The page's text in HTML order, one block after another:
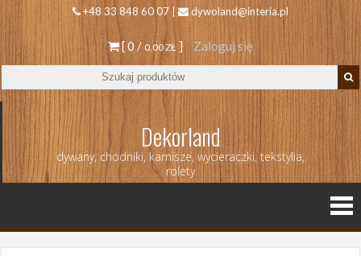
+48 33 848 60 07 | dywoland@interia.pl
[ 0 /0.00 ZŁ ] Zaloguj się
Dekorland
dywany, chodniki, karnisze, wycieraczki, tekstylia,
rolety